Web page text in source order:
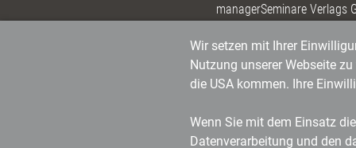
managerSeminare Verlags
Wir setzen mit Ihrer
Nutzung unserer Webseite
die USA kommen. Ihre
Wenn Sie mit dem Einsatz
Datenverarbeitung und den